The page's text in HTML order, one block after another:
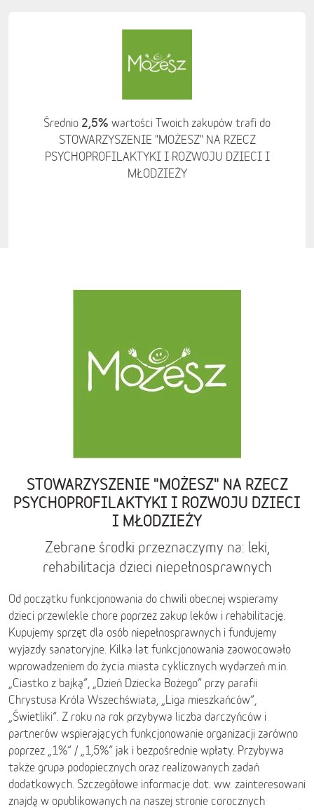
Średnio 2,5% wartości Twoich zakupów trafi do
STOWARZYSZENIE "MOŻESZ" NA RZECZ
PSYCHOPROFILAKTYKI I ROZWOJU DZIECI I
MŁODZIEŻY
STOWARZYSZENIE "MOŻESZ" NA RZECZ
PSYCHOPROFILAKTYKI I ROZWOJU DZIECI
I MŁODZIEŻY
Zebrane środki przeznaczymy na: leki,
rehabilitacja dzieci niepełnosprawnych
Od początku funkcjonowania do chwili obecnej wspieramy
dzieci przewlekle chore poprzez zakup leków i rehabilitację.
Kupujemy sprzęt dla osób niepełnosprawnych i fundujemy
wyjazdy sanatoryjne. Kilka lat funkcjonowania zaowocowało
wprowadzeniem do życia miasta cyklicznych wydarzeń m.in.
„Ciastko z bajką”, „Dzień Dziecka Bożego” przy parafii
Chrystusa Króla Wszechświata, „Liga mieszkańców”,
„Świetliki”. Z roku na rok przybywa liczba darczyńców i
partnerów wspierających funkcjonowanie organizacji zarówno
poprzez „1%” / „1,5%” jak i bezpośrednie wpłaty. Przybywa
także grupa podopiecznych oraz realizowanych zadań
dodatkowych. Szczegółowe informacje dot. ww. zainteresowani
znajdą w opublikowanych na naszej stronie corocznych